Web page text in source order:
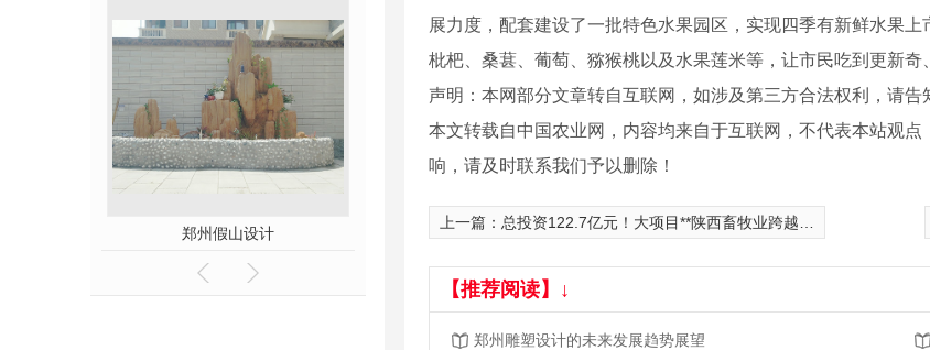
郑州假山设计
展力度，配套建设了一批特色水果园区，实现四季有新鲜水果
枇杷、桑葚、葡萄、猕猴桃以及水果莲米等，让市民吃到更新奇
声明：本网部分文章转自互联网，如涉及第三方合法权利，请
本文转载自中国农业网，内容均来自于互联网，不代表本站观
响，请及时联系我们予以删除！
上一篇： 总投资122.7亿元！大项目**陕西畜牧业跨越发展
【推荐阅读】↓
郑州雕塑设计的未来发展趋势展望